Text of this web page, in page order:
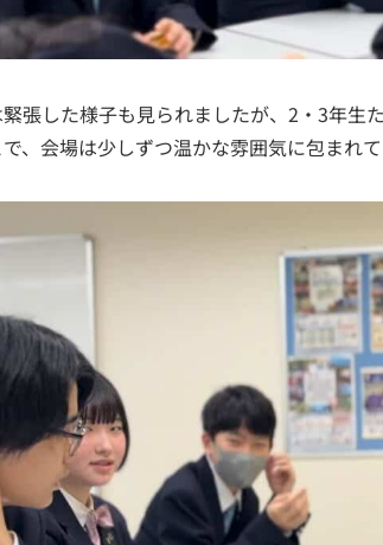
張した様子も見られましたが、2・3年生
、会場は少しずつ温かな雰囲気に包まれて